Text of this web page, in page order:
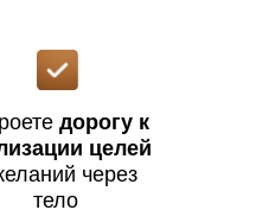
дорогу к
целей
через
тело